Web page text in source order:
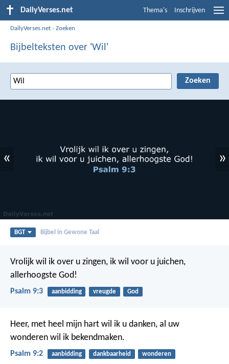
DailyVerses.net Thema's Inschrijven
DailyVerses.net ›Zoeken
Bijbelteksten over 'Wil'
« »
BGT Bijbel in Gewone Taal
Vrolijk wil ik over u zingen, ik wil voor u juichen,
allerhoogste God!
Psalm 9:3 aanbidding vreugde God
Heer, met heel mijn hart wil ik u danken, al uw
wonderen wil ik bekendmaken.
Psalm 9:2 aanbidding dankbaarheid wonderen